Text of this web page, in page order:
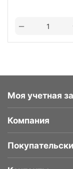
−
Моя учетная
Компания